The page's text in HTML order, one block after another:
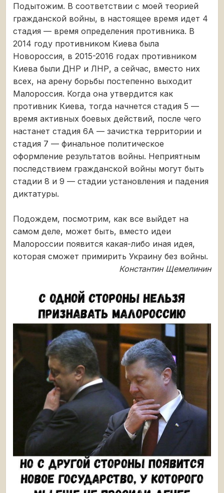
Подытожим. В соответствии с моей теорией
гражданской войны, в настоящее время идет 4
стадия — время определения противника. В
2014 году противником Киева была
Новороссия, в 2015-2016 годах противником
Киева были ДНР и ЛНР, а сейчас, вместо них
всех, на арену борьбы постепенно выходит
Малороссия. Когда она утвердится как
противник Киева, тогда начнется стадия 5 —
время активных боевых действий, после чего
настанет стадия 6А — зачистка территории и
стадия 7 — финальное политическое
оформление результатов войны. Неприятным
последствием гражданской войны могут быть
стадии 8 и 9 — стадии установления и падения
диктатуры.
Подождем, посмотрим, как все выйдет на
самом деле, может быть, вместо идеи
Малороссии появится какая-либо иная идея,
которая сможет примирить Украину без войны.
Константин Щемелинин